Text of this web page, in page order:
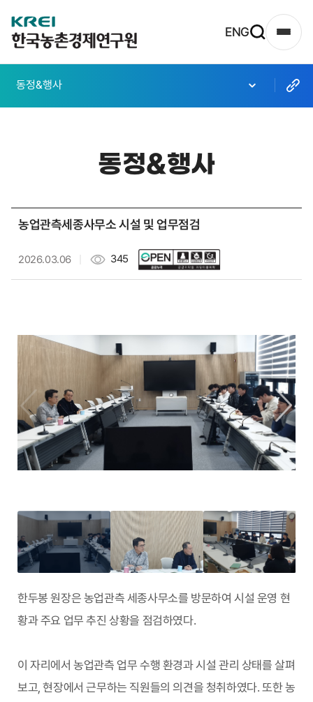
한
국
촌
원
고
ENG
트
맵
동정&행사
동정&행사
농업관측세종사무소 시설 및 업무점검
2026.03.06 345
한두봉 원장은 농업관측 세종사무소를 방문하여 시설 운영 현
황과 주요 업무 추진 상황을 점검하였다.
이 자리에서 농업관측 업무 수행 환경과 시설 관리 상태를 살펴
보고, 현장에서 근무하는 직원들의 의견을 청취하였다. 또한 농